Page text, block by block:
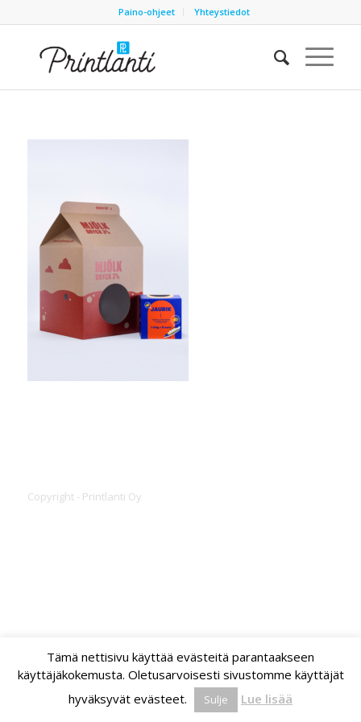
Paino-ohjeet Yhteystiedot
Copyright - Printlanti Oy
Tämä nettisivu käyttää evästeitä parantaakseen
käyttäjäkokemusta. Oletusarvoisesti sivustomme käyttäjät
hyväksyvät evästeet.
Sulje Lue lisää